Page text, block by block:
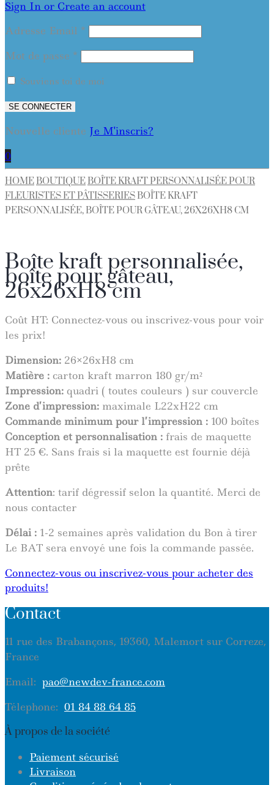
Sign In or Create an account
Adresse Email *
Mot de passe *
Souviens toi de moi
SE CONNECTER
Nouvelle cliente Je M'inscris?
0
HOME BOUTIQUE BOÎTE KRAFT PERSONNALISÉE POUR
FLEURISTES ET PÂTISSERIES BOÎTE KRAFT
PERSONNALISÉE, BOÎTE POUR GÂTEAU, 26X26XH8 CM
Boîte kraft personnalisée,
boîte pour gâteau,
26x26xH8 cm
Coût HT: Connectez-vous ou inscrivez-vous pour voir
les prix!
Dimension: 26×26xH8 cm
Matière : carton kraft marron 180 gr/m²
Impression: quadri ( toutes couleurs ) sur couvercle
Zone d’impression: maximale L22xH22 cm
Commande minimum pour l’impression : 100 boîtes
Conception et personnalisation : frais de maquette
HT 25 €. Sans frais si la maquette est fournie déjà
prête
Attention: tarif dégressif selon la quantité. Merci de
nous contacter
Délai : 1-2 semaines après validation du Bon à tirer
Le BAT sera envoyé une fois la commande passée.
Connectez-vous ou inscrivez-vous pour acheter des
produits!
Contact
11 rue des Brabançons, 19360, Malemort sur Correze,
France
Email: pao@newdev-france.com
Télephone: 01 84 88 64 85
À propos de la société
Paiement sécurisé
Livraison